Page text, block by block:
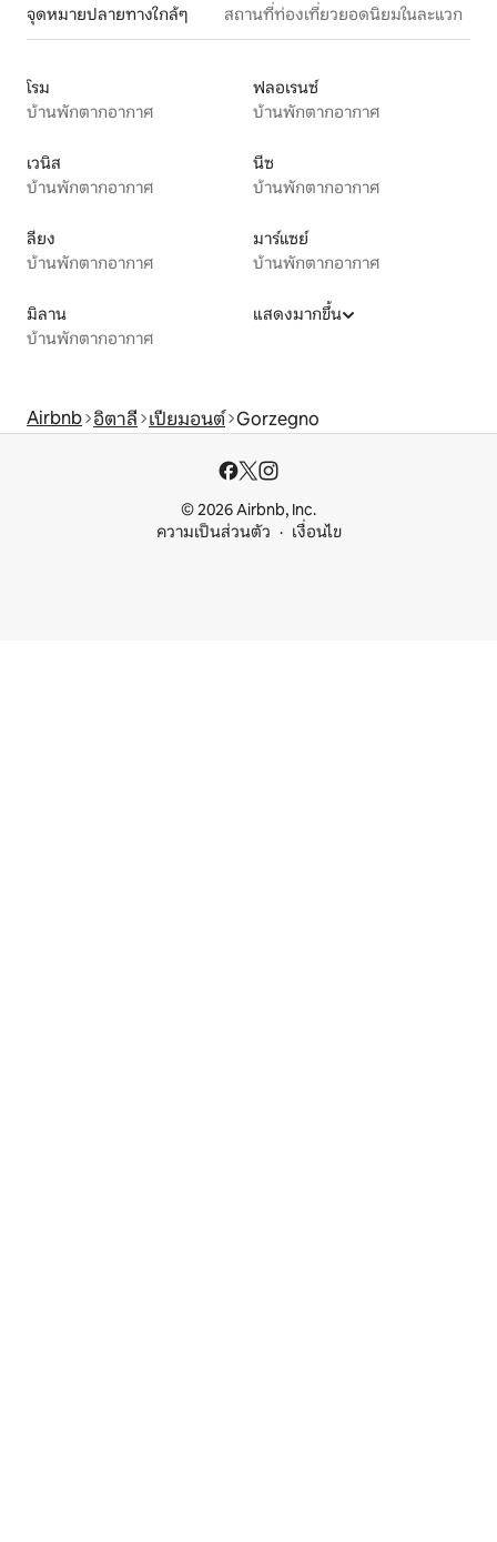
จุดหมายปลายทางใกล้ๆ สถานที่ท่องเที่ยวยอดนิยมในละแวก
โรม
บ้านพักตากอากาศ
ฟลอเรนซ์
บ้านพักตากอากาศ
เวนิส
บ้านพักตากอากาศ
นีซ
บ้านพักตากอากาศ
ลียง
บ้านพักตากอากาศ
มาร์แซย์
บ้านพักตากอากาศ
มิลาน
บ้านพักตากอากาศ
แสดงมากขึ้น
Airbnb อิตาลี เปียมอนต์ Gorzegno
© 2026 Airbnb, Inc.
ความเป็นส่วนตัว
เงื่อนไข